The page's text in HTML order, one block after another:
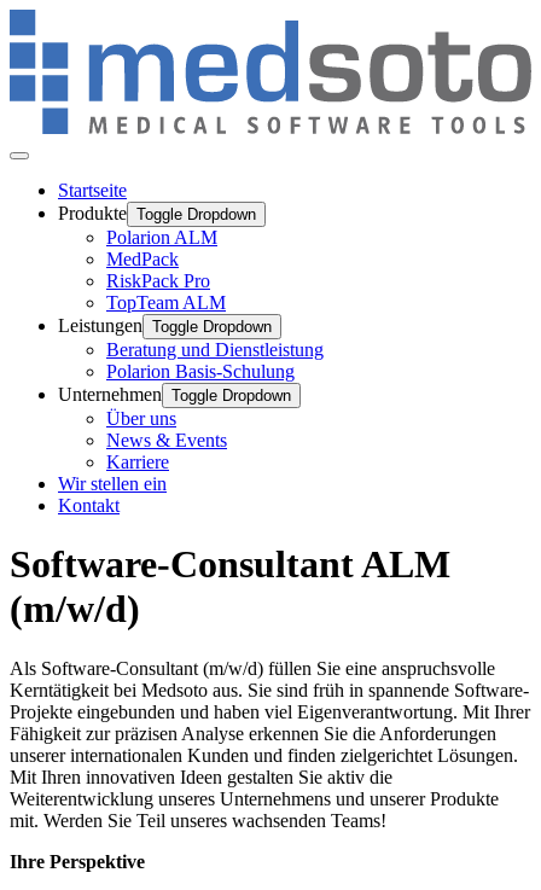
Startseite
Produkte Toggle Dropdown
Polarion ALM
MedPack
RiskPack Pro
TopTeam ALM
Leistungen Toggle Dropdown
Beratung und Dienstleistung
Polarion Basis-Schulung
Unternehmen Toggle Dropdown
Über uns
News & Events
Karriere
Wir stellen ein
Kontakt
Software-Consultant ALM
(m/w/d)
Als Software-Consultant (m/w/d) füllen Sie eine anspruchsvolle
Kerntätigkeit bei Medsoto aus. Sie sind früh in spannende Software-
Projekte eingebunden und haben viel Eigenverantwortung. Mit Ihrer
Fähigkeit zur präzisen Analyse erkennen Sie die Anforderungen
unserer internationalen Kunden und finden zielgerichtet Lösungen.
Mit Ihren innovativen Ideen gestalten Sie aktiv die
Weiterentwicklung unseres Unternehmens und unserer Produkte
mit. Werden Sie Teil unseres wachsenden Teams!
Ihre Perspektive